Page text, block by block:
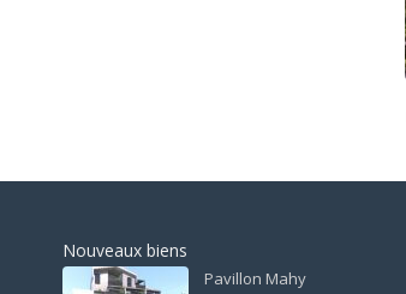
Nouveaux biens
Pavillon Mahy